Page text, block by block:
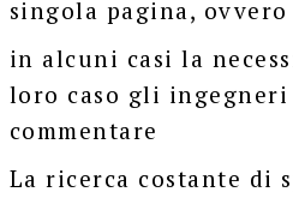
singola pagina,
in alcuni casi la
loro caso gli
commentare
La ricerca costante di